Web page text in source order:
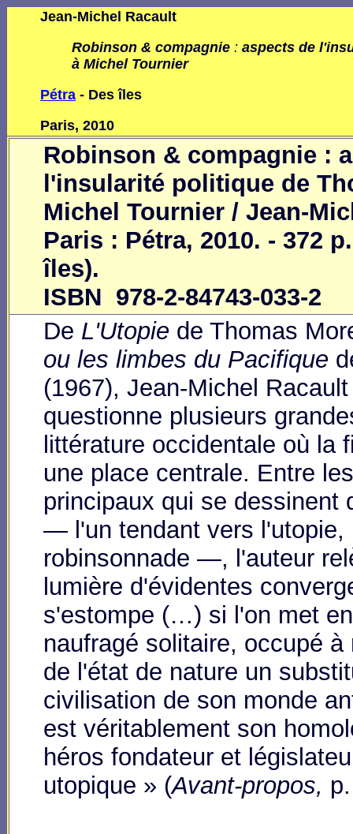
Jean-Michel Racault
Robinson & compagnie : aspects de
à Michel Tournier
Pétra - Des îles
Paris, 2010
Robinson & compagnie :
l'insularité politique de
Michel Tournier / Jean-
Paris : Pétra, 2010. - 372
îles).
ISBN 978-2-84743-033-2
De L'Utopie de Thomas
ou les limbes du Pacifique
(1967), Jean-Michel
questionne plusieurs
littérature occidentale où la
une place centrale. Entre
principaux qui se dessinent
— l'un tendant vers l'utopie,
robinsonnade —, l'auteur
lumière d'évidentes
s'estompe (…) si l'on met
naufragé solitaire, occupé
de l'état de nature un
civilisation de son monde
est véritablement son
héros fondateur et
utopique » (Avant-propos,